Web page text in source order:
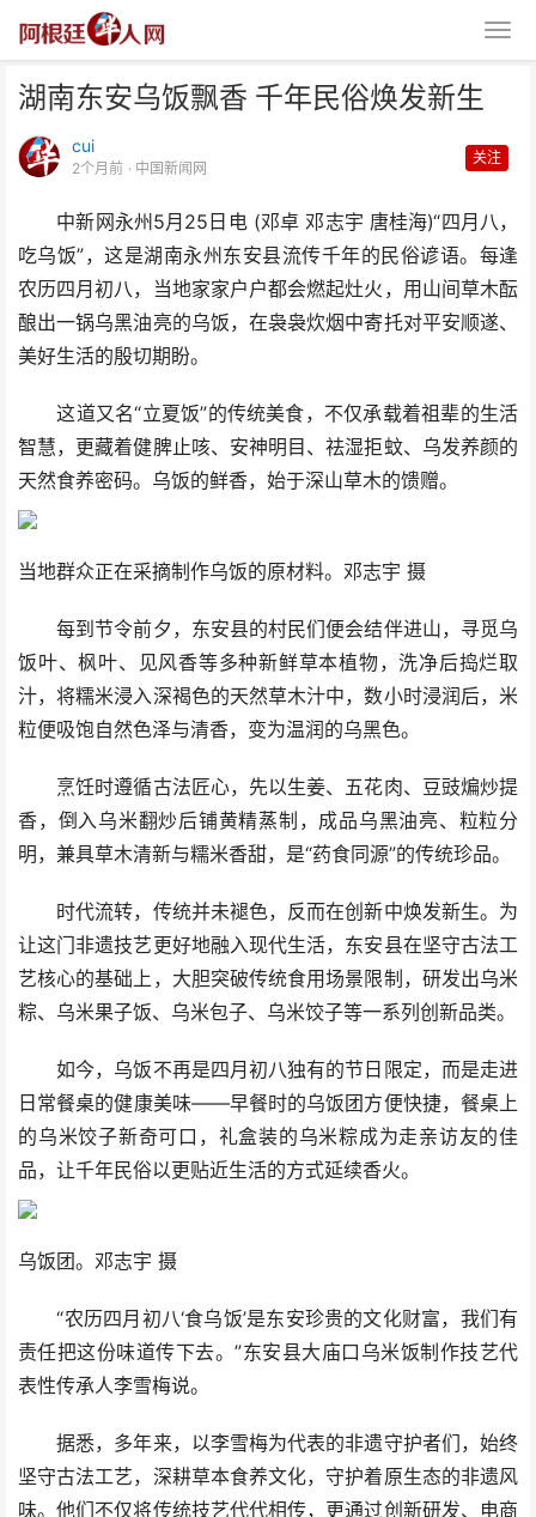
湖南东安乌饭飘香 千年民俗焕发新生
cui
2个月前 · 中国新闻网
关注
中新网永州5月25日电 (邓卓 邓志宇 唐桂海)“四月八，
吃乌饭”，这是湖南永州东安县流传千年的民俗谚语。每逢
农历四月初八，当地家家户户都会燃起灶火，用山间草木酝
酿出一锅乌黑油亮的乌饭，在袅袅炊烟中寄托对平安顺遂、
美好生活的殷切期盼。
这道又名“立夏饭”的传统美食，不仅承载着祖辈的生活
智慧，更藏着健脾止咳、安神明目、祛湿拒蚊、乌发养颜的
天然食养密码。乌饭的鲜香，始于深山草木的馈赠。
当地群众正在采摘制作乌饭的原材料。邓志宇 摄
每到节令前夕，东安县的村民们便会结伴进山，寻觅乌
饭叶、枫叶、见风香等多种新鲜草本植物，洗净后捣烂取
汁，将糯米浸入深褐色的天然草木汁中，数小时浸润后，米
粒便吸饱自然色泽与清香，变为温润的乌黑色。
烹饪时遵循古法匠心，先以生姜、五花肉、豆豉煸炒提
香，倒入乌米翻炒后铺黄精蒸制，成品乌黑油亮、粒粒分
明，兼具草木清新与糯米香甜，是“药食同源”的传统珍品。
时代流转，传统并未褪色，反而在创新中焕发新生。为
让这门非遗技艺更好地融入现代生活，东安县在坚守古法工
艺核心的基础上，大胆突破传统食用场景限制，研发出乌米
粽、乌米果子饭、乌米包子、乌米饺子等一系列创新品类。
如今，乌饭不再是四月初八独有的节日限定，而是走进
日常餐桌的健康美味——早餐时的乌饭团方便快捷，餐桌上
的乌米饺子新奇可口，礼盒装的乌米粽成为走亲访友的佳
品，让千年民俗以更贴近生活的方式延续香火。
乌饭团。邓志宇 摄
“农历四月初八‘食乌饭’是东安珍贵的文化财富，我们有
责任把这份味道传下去。”东安县大庙口乌米饭制作技艺代
表性传承人李雪梅说。
据悉，多年来，以李雪梅为代表的非遗守护者们，始终
坚守古法工艺，深耕草本食养文化，守护着原生态的非遗风
味。他们不仅将传统技艺代代相传，更通过创新研发、电商
湖南东安乌饭飘香 千年民俗焕发
新生